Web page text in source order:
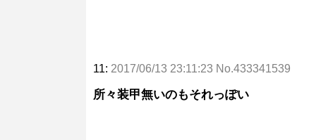
11: 2017/06/13 23:11:23 No.433341539
所々装甲無いのもそれっぽい